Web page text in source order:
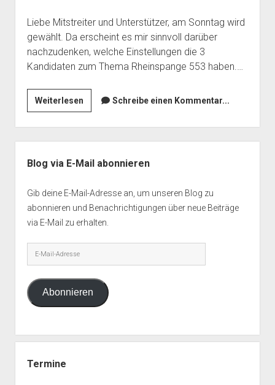
c
e
b
o
o
k
tt
er
Liebe Mitstreiter und Unterstützer, am Sonntag wird
gewählt. Da erscheint es mir sinnvoll darüber
nachzudenken, welche Einstellungen die 3
Kandidaten zum Thema Rheinspange 553 haben.…
WeiterlesenStop!
Einfluss
der
Bürgermeisterwahl
auf
Rheinspange
A553
Schreibe einen Kommentar...
Blog via E-Mail abonnieren
Gib deine E-Mail-Adresse an, um unseren Blog zu
abonnieren und Benachrichtigungen über neue Beiträge
via E-Mail zu erhalten.
Mail-
Adresse
Abonnieren
Termine